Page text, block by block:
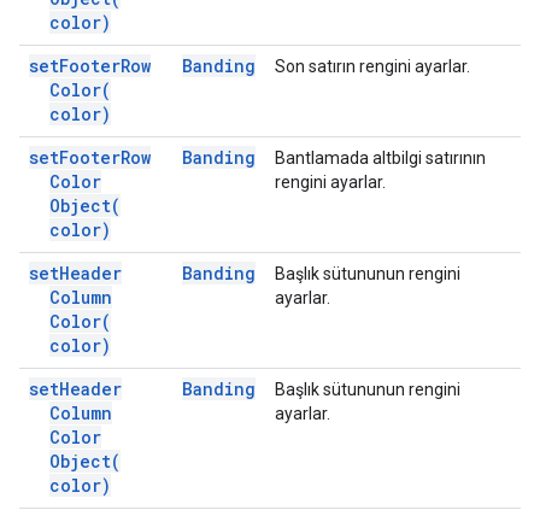
color)
setFooterRow
Color(
color)
Banding Son satırın rengini ayarlar.
setFooterRow
Color
Object(
color)
Banding
Bantlamada altbilgi satırının
rengini ayarlar.
setHeader
Column
Color(
color)
Banding
Başlık sütununun rengini
ayarlar.
setHeader
Column
Color
Object(
color)
Banding
Başlık sütununun rengini
ayarlar.